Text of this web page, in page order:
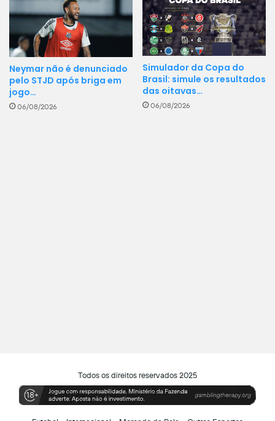
Neymar não é denunciado
pelo STJD após briga em
jogo…
06/08/2026
Simulador da Copa do
Brasil: simule os resultados
das oitavas…
06/08/2026
Todos os direitos reservados 2025